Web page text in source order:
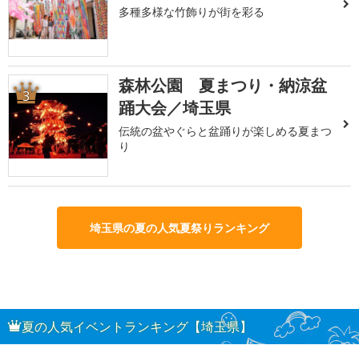
多種多様な竹飾りが街を彩る
3
森林公園 夏まつり・納涼盆
踊大会／埼玉県
伝統の盆やぐらと盆踊りが楽しめる夏まつ
り
埼玉県の夏の人気夏祭りランキング
夏の人気イベントランキング【埼玉県】